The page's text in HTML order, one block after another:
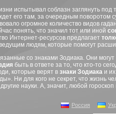
испытывал соблазн заглянуть
его там, за очередным поворотом
огромное количество видов
понять, что значил тот или иной
Интернет-ресурсов предлагает
людям, которые помогут
со знаками Зодиака. Они
быть в ответе за то, что кто-то
которые верят в знаки Зодиака и
Ни для кого не секрет, что жизнь
науки. А, значит, любой
Россия